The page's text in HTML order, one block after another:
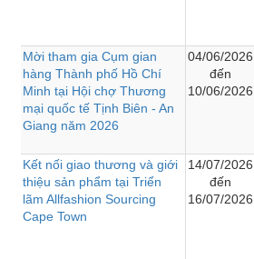
Mời tham gia Cụm gian
hàng Thành phố Hồ Chí
Minh tại Hội chợ Thương
mại quốc tế Tịnh Biên - An
Giang năm 2026
04/06/2026
đến
10/06/2026
Kết nối giao thương và giới
thiệu sản phẩm tại Triển
lãm Allfashion Sourcing
Cape Town
14/07/2026
đến
16/07/2026